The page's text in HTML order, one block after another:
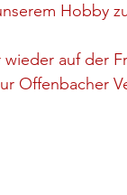
Hobby
auf der
Offenbacher